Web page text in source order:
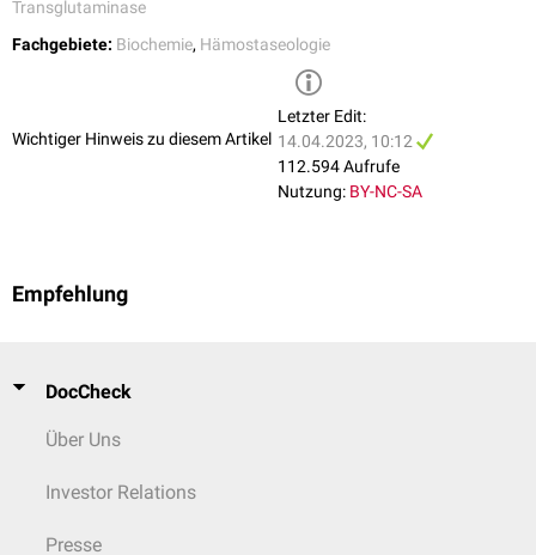
Transglutaminase
Fachgebiete: Biochemie, Hämostaseologie
Wichtiger Hinweis zu diesem Artikel
Letzter Edit:
14.04.2023, 10:12
112.594 Aufrufe
Nutzung: BY-NC-SA
Empfehlung
DocCheck
Über Uns
Investor Relations
Presse